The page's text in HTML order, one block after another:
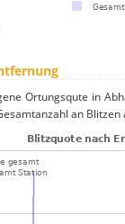
Ortungsqute in
an